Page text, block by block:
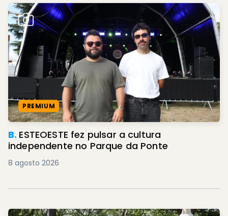
PREMIUM
B. ESTEOESTE fez pulsar a cultura
independente no Parque da Ponte
8 agosto 2026